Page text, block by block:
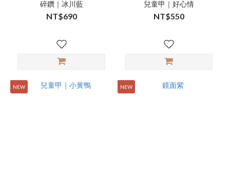
碎鑽｜冰川藍
NT$690
兒童甲｜好心情
NT$550
NEW NEW